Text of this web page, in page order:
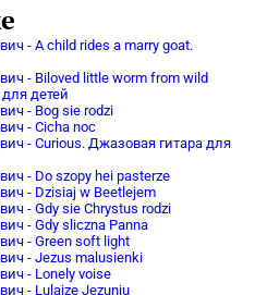
- A child rides a marry goat.
- Biloved little worm from wild
детей
- Bog sie rodzi
- Cicha noc
- Curious. Джазовая гитара для
- Do szopy hei pasterze
- Dzisiaj w Beetlejem
- Gdy sie Chrystus rodzi
- Gdy sliczna Panna
- Green soft light
- Jezus malusienki
- Lonely voise
- Lulajze Jezuniu